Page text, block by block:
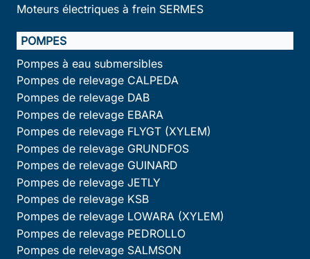
Moteurs électriques à frein SERMES
POMPES
Pompes à eau submersibles
Pompes de relevage CALPEDA
Pompes de relevage DAB
Pompes de relevage EBARA
Pompes de relevage FLYGT (XYLEM)
Pompes de relevage GRUNDFOS
Pompes de relevage GUINARD
Pompes de relevage JETLY
Pompes de relevage KSB
Pompes de relevage LOWARA (XYLEM)
Pompes de relevage PEDROLLO
Pompes de relevage SALMSON